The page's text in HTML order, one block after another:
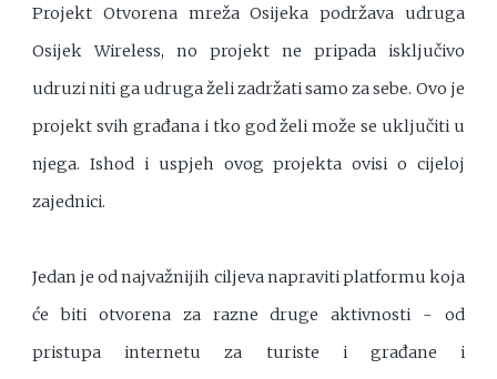
Projekt Otvorena mreža Osijeka podržava udruga
Osijek Wireless, no projekt ne pripada isključivo
udruzi niti ga udruga želi zadržati samo za sebe. Ovo je
projekt svih građana i tko god želi može se uključiti u
njega. Ishod i uspjeh ovog projekta ovisi o cijeloj
zajednici.
Jedan je od najvažnijih ciljeva napraviti platformu koja
će biti otvorena za razne druge aktivnosti - od
pristupa internetu za turiste i građane i